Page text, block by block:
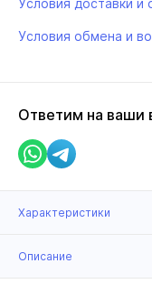
Условия доставки и
Условия обмена и
Ответим на ваши
Характеристики
Описание